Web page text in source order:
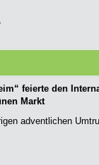
feierte den
Markt
adventlichen